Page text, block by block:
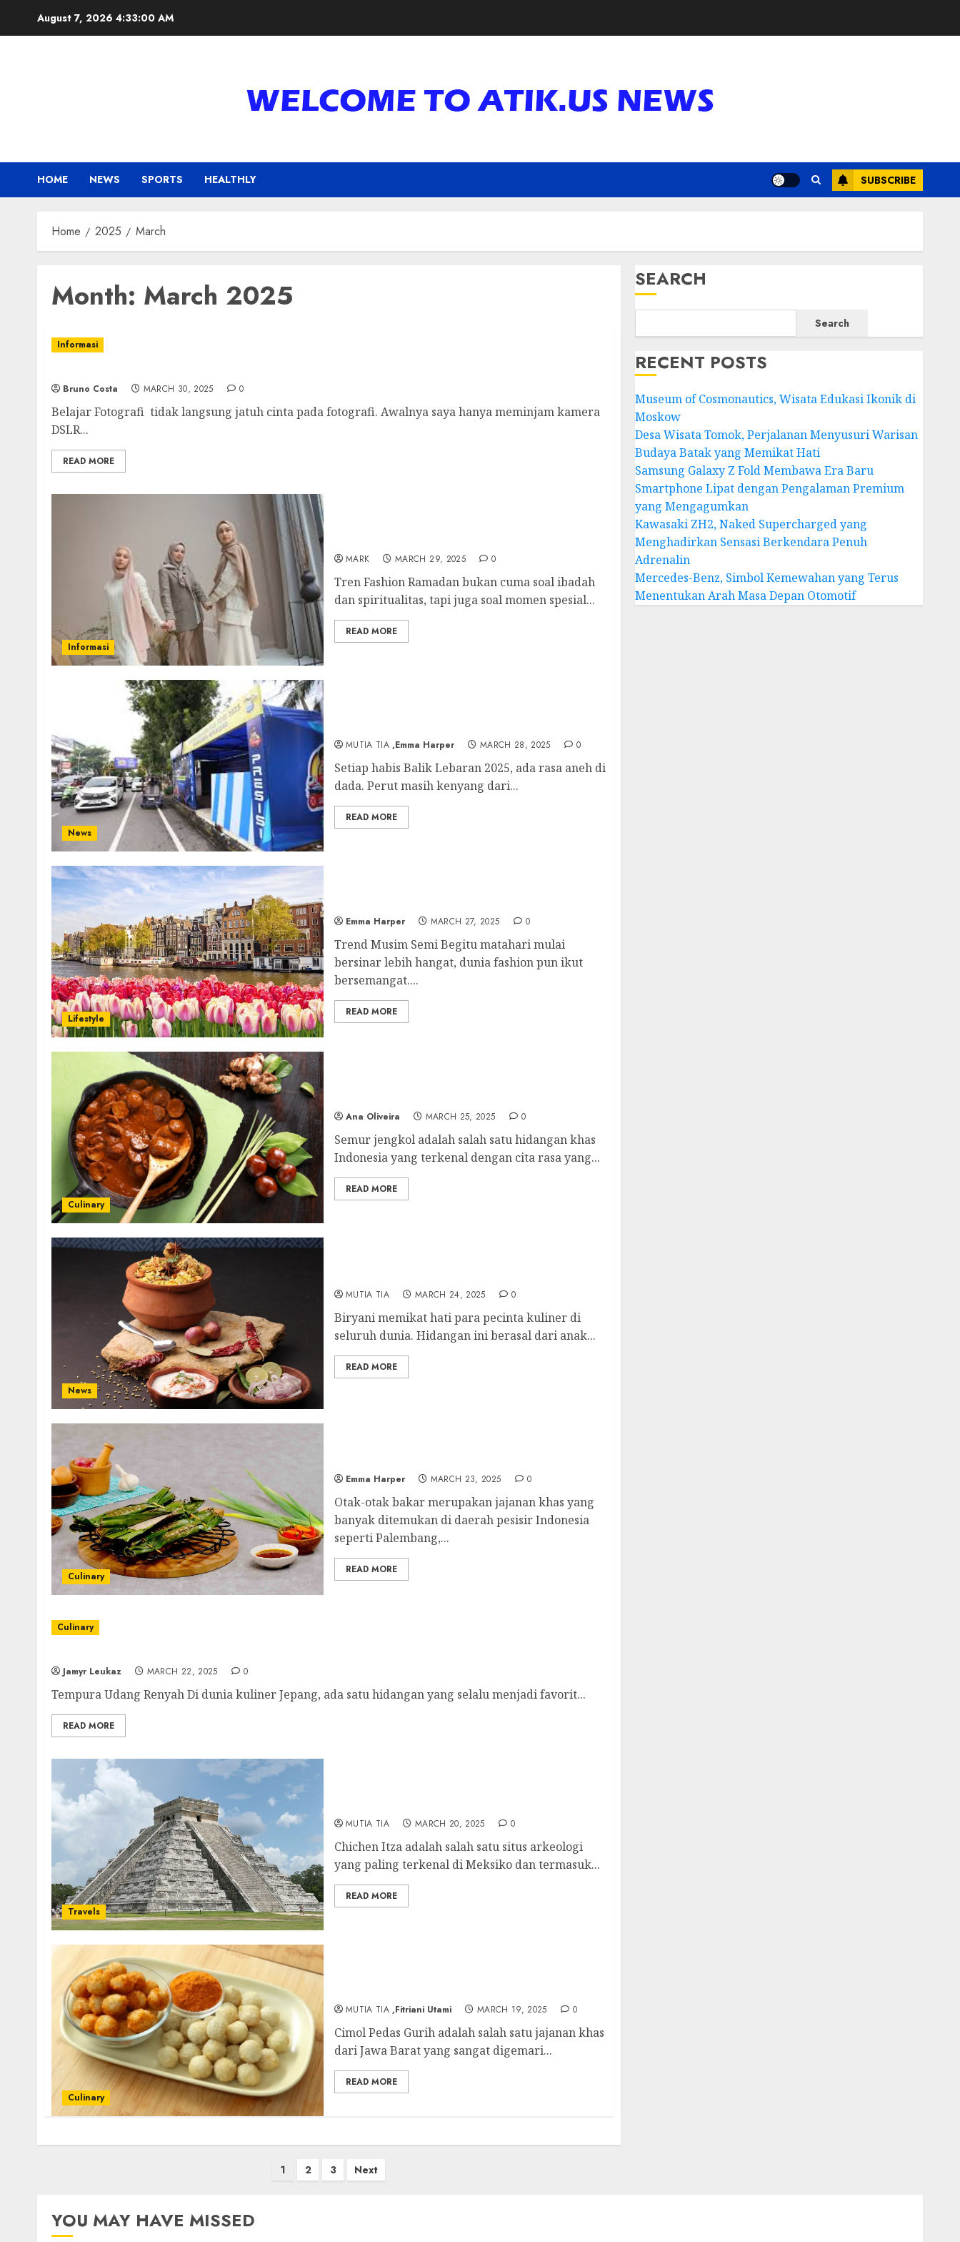
August 7, 2026 4:33:01 AM
HOME NEWS SPORTS HEALTHLY SUBSCRIBE
Home 2025 March
Month: March 2025
Informasi
Bruno Costa MARCH 30, 2025 0
Belajar Fotografi tidak langsung jatuh cinta pada fotografi. Awalnya saya hanya meminjam kamera
DSLR...
READ MORE
Informasi
MARK MARCH 29, 2025 0
Tren Fashion Ramadan bukan cuma soal ibadah
dan spiritualitas, tapi juga soal momen spesial...
READ MORE
News
MUTIA TIA ,Emma Harper MARCH 28, 2025 0
Setiap habis Balik Lebaran 2025, ada rasa aneh di
dada. Perut masih kenyang dari...
READ MORE
Lifestyle
Emma Harper MARCH 27, 2025 0
Trend Musim Semi Begitu matahari mulai
bersinar lebih hangat, dunia fashion pun ikut
bersemangat....
READ MORE
Culinary
Ana Oliveira MARCH 25, 2025 0
Semur jengkol adalah salah satu hidangan khas
Indonesia yang terkenal dengan cita rasa yang...
READ MORE
News
MUTIA TIA MARCH 24, 2025 0
Biryani memikat hati para pecinta kuliner di
seluruh dunia. Hidangan ini berasal dari anak...
READ MORE
Culinary
Emma Harper MARCH 23, 2025 0
Otak-otak bakar merupakan jajanan khas yang
banyak ditemukan di daerah pesisir Indonesia
seperti Palembang,...
READ MORE
Culinary
Jamyr Leukaz MARCH 22, 2025 0
Tempura Udang Renyah Di dunia kuliner Jepang, ada satu hidangan yang selalu menjadi favorit...
READ MORE
Travels
MUTIA TIA MARCH 20, 2025 0
Chichen Itza adalah salah satu situs arkeologi
yang paling terkenal di Meksiko dan termasuk...
READ MORE
Culinary
MUTIA TIA ,Fitriani Utami MARCH 19, 2025 0
Cimol Pedas Gurih adalah salah satu jajanan khas
dari Jawa Barat yang sangat digemari...
READ MORE
1 2 3 Next
SEARCH
Search
RECENT POSTS
Museum of Cosmonautics, Wisata Edukasi Ikonik di
Moskow
Desa Wisata Tomok, Perjalanan Menyusuri Warisan
Budaya Batak yang Memikat Hati
Samsung Galaxy Z Fold Membawa Era Baru
Smartphone Lipat dengan Pengalaman Premium
yang Mengagumkan
Kawasaki ZH2, Naked Supercharged yang
Menghadirkan Sensasi Berkendara Penuh
Adrenalin
Mercedes-Benz, Simbol Kemewahan yang Terus
Menentukan Arah Masa Depan Otomotif
YOU MAY HAVE MISSED